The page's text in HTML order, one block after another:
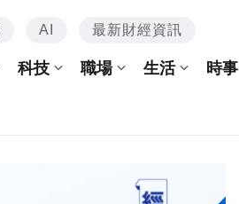
AI 最新財經資訊
科技 職場 生活 時事